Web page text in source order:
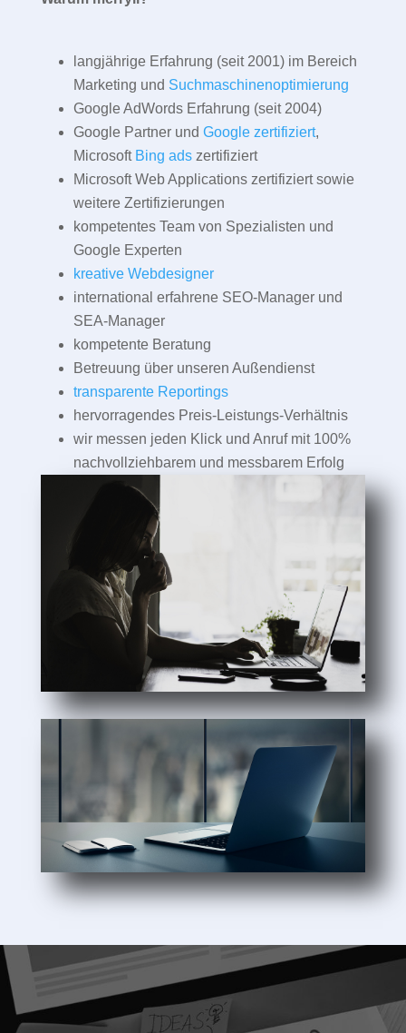
langjährige Erfahrung (seit 2001) im Bereich
Marketing und Suchmaschinenoptimierung
Google AdWords Erfahrung (seit 2004)
Google Partner und Google zertifiziert,
Microsoft Bing adszertifiziert
Microsoft Web Applications zertifiziert sowie
weitere Zertifizierungen
kompetentes Team von Spezialisten und
Google Experten
kreative Webdesigner
international erfahrene SEO-Manager und
SEA-Manager
kompetente Beratung
Betreuung über unseren Außendienst
transparente Reportings
hervorragendes Preis-Leistungs-Verhältnis
wir messen jeden Klick und Anruf mit 100%
nachvollziehbarem und messbarem Erfolg